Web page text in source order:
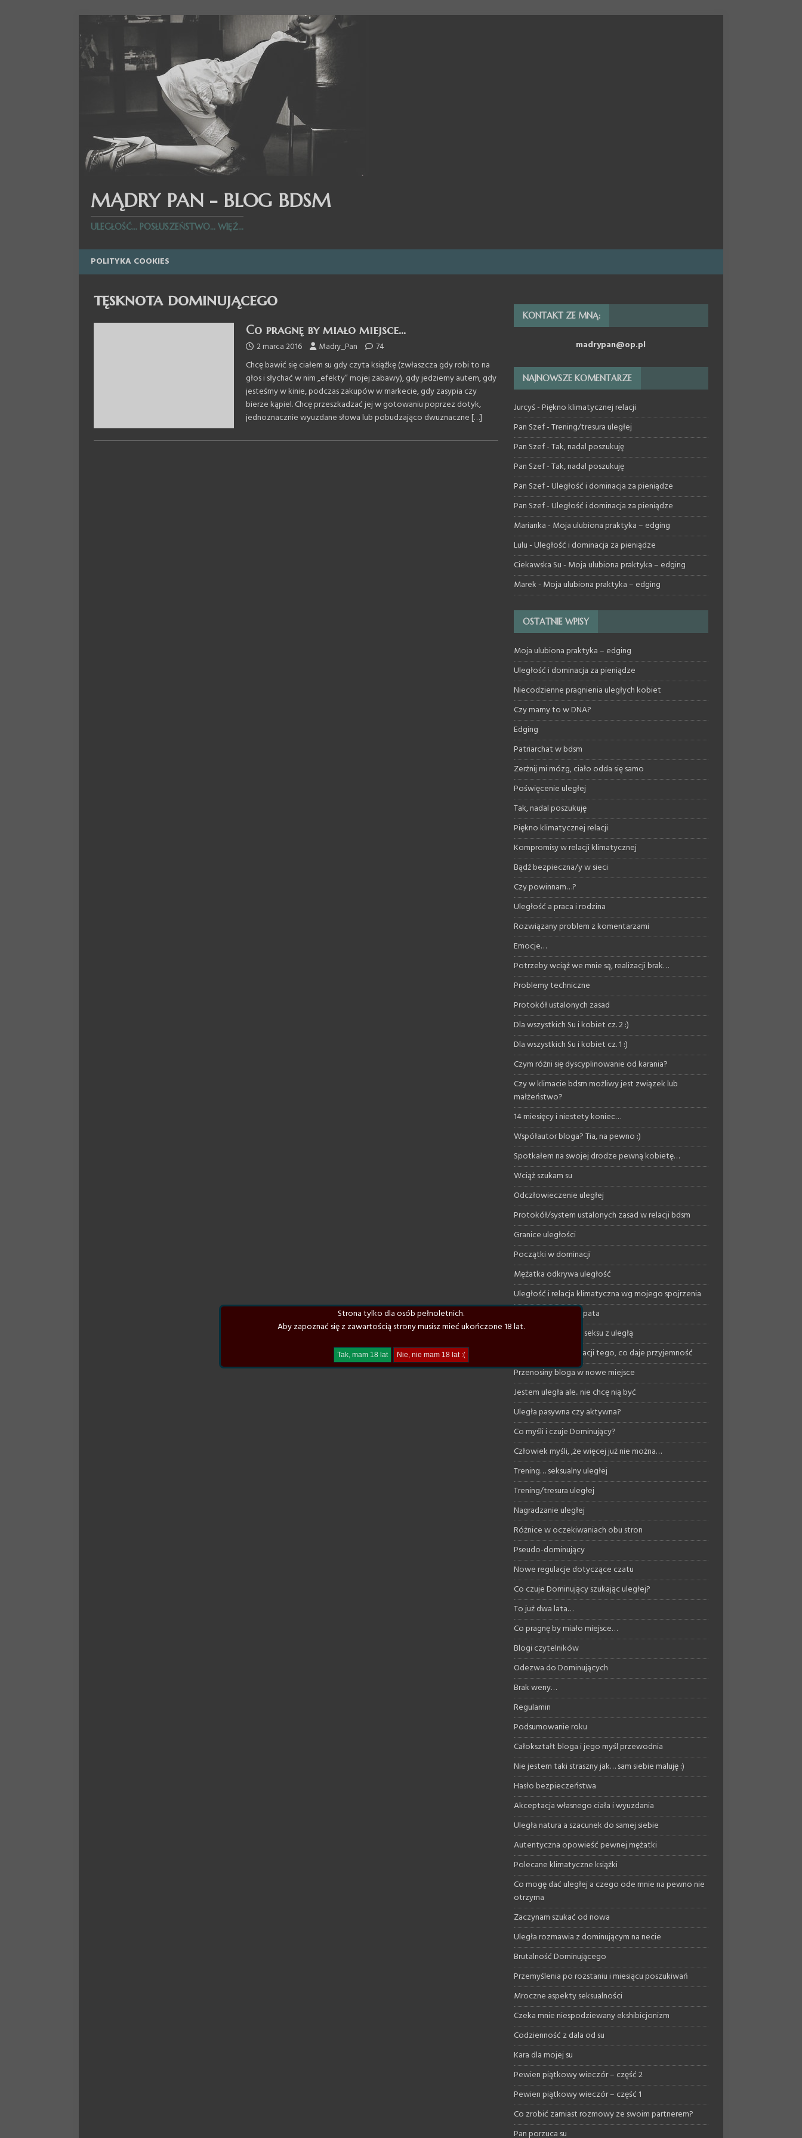
MĄDRY PAN - BLOG BDSM
ULEGŁOŚĆ... POSŁUSZEŃSTWO... WIĘŹ...
POLITYKA COOKIES
tęsknota dominującego
Co pragnę by miało miejsce…
2 marca 2016 Madry_Pan 74
Chcę bawić się ciałem su gdy czyta książkę (zwłaszcza gdy robi to na
głos i słychać w nim „efekty” mojej zabawy), gdy jedziemy autem, gdy
jesteśmy w kinie, podczas zakupów w markecie, gdy zasypia czy
bierze kąpiel. Chcę przeszkadzać jej w gotowaniu poprzez dotyk,
jednoznacznie wyuzdane słowa lub pobudzająco dwuznaczne[…]
KONTAKT ZE MNĄ:
madrypan@op.pl
NAJNOWSZE KOMENTARZE
Jurcyś-Piękno klimatycznej relacji
Pan Szef-Trening/tresura uległej
Pan Szef-Tak, nadal poszukuję
Pan Szef-Tak, nadal poszukuję
Pan Szef-Uległość i dominacja za pieniądze
Pan Szef-Uległość i dominacja za pieniądze
Marianka- Moja ulubiona praktyka – edging
Lulu-Uległość i dominacja za pieniądze
Ciekawska Su- Moja ulubiona praktyka – edging
Marek- Moja ulubiona praktyka – edging
OSTATNIE WPISY
Moja ulubiona praktyka – edging
Uległość i dominacja za pieniądze
Niecodzienne pragnienia uległych kobiet
Czy mamy to w DNA?
Edging
Patriarchat w bdsm
Zerżnij mi mózg, ciało odda się samo
Poświęcenie uległej
Tak, nadal poszukuję
Piękno klimatycznej relacji
Kompromisy w relacji klimatycznej
Bądź bezpieczna/y w sieci
Czy powinnam…?
Uległość a praca i rodzina
Rozwiązany problem z komentarzami
Emocje…
Potrzeby wciąż we mnie są, realizacji brak…
Problemy techniczne
Protokół ustalonych zasad
Dla wszystkich Su i kobiet cz. 2 :)
Dla wszystkich Su i kobiet cz. 1 :)
Czym różni się dyscyplinowanie od karania?
Czy w klimacie bdsm możliwy jest związek lub
małżeństwo?
14 miesięcy i niestety koniec…
Współautor bloga? Tia, na pewno :)
Spotkałem na swojej drodze pewną kobietę…
Wciąż szukam su
Odczłowieczenie uległej
Protokół/system ustalonych zasad w relacji bdsm
Granice uległości
Początki w dominacji
Mężatka odkrywa uległość
Uległość i relacja klimatyczna wg mojego spojrzenia
Dominujący psychopata
Moje podejście do seksu z uległą
Trudność w akceptacji tego, co daje przyjemność
Przenosiny bloga w nowe miejsce
Jestem uległa ale.. nie chcę nią być
Uległa pasywna czy aktywna?
Co myśli i czuje Dominujący?
Człowiek myśli, ,że więcej już nie można…
Trening… seksualny uległej
Trening/tresura uległej
Nagradzanie uległej
Różnice w oczekiwaniach obu stron
Pseudo-dominujący
Nowe regulacje dotyczące czatu
Co czuje Dominujący szukając uległej?
To już dwa lata…
Co pragnę by miało miejsce…
Blogi czytelników
Odezwa do Dominujących
Brak weny…
Regulamin
Podsumowanie roku
Całokształt bloga i jego myśl przewodnia
Nie jestem taki straszny jak… sam siebie maluję :)
Hasło bezpieczeństwa
Akceptacja własnego ciała i wyuzdania
Uległa natura a szacunek do samej siebie
Autentyczna opowieść pewnej mężatki
Polecane klimatyczne książki
Co mogę dać uległej a czego ode mnie na pewno nie
otrzyma
Zaczynam szukać od nowa
Uległa rozmawia z dominującym na necie
Brutalność Dominującego
Przemyślenia po rozstaniu i miesiącu poszukiwań
Mroczne aspekty seksualności
Czeka mnie niespodziewany ekshibicjonizm
Codzienność z dala od su
Kara dla mojej su
Pewien piątkowy wieczór – część 2
Pewien piątkowy wieczór – część 1
Co zrobić zamiast rozmowy ze swoim partnerem?
Pan porzuca su
Strona tylko dla osób pełnoletnich.
Aby zapoznać się z zawartością strony musisz mieć ukończone 18 lat.